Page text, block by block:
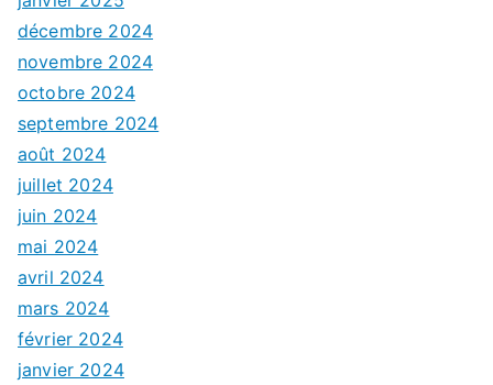
décembre 2024
novembre 2024
octobre 2024
septembre 2024
août 2024
juillet 2024
juin 2024
mai 2024
avril 2024
mars 2024
février 2024
janvier 2024